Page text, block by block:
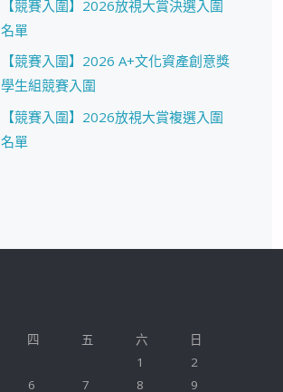
【競賽入圍】2026放視大賞決選入圍
名單
【競賽入圍】2026 A+文化資產創意獎
學生組競賽入圍
【競賽入圍】2026放視大賞複選入圍
名單
四 五 六
日
1
2
6 7 8 9